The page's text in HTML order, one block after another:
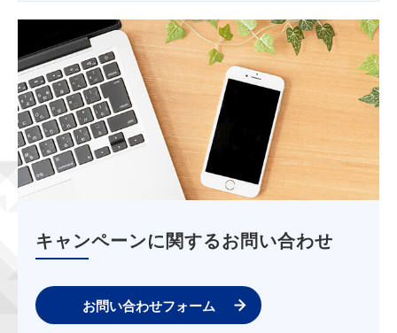
キャンペーンに関するお問い合わせ
お問い合わせフォーム